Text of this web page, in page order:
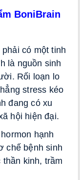
BoniBrain
có một tinh
là nguồn sinh
Rối loạn lo
stress kéo
đang có xu
hội hiện đại.
hạnh
chế bệnh sinh
kinh, trầm